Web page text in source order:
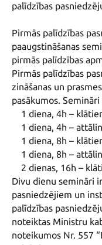
palīdzības
Pirmās palīdzības
paaugstināšanas
pirmās palīdzības
Pirmās palīdzības
zināšanas un
pasākumos.
Divu dienu semināri
pasniedzējiem un
palīdzības
noteiktas Ministru
noteikumos Nr. 557